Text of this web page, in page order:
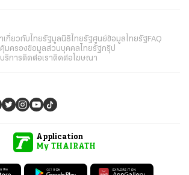
เกี่ยวกับไทยรัฐมูลนิธิไทยรัฐศูนย์ข้อมูลไทยรัฐFAQ
มครองข้อมูลส่วนบุคคลไทยรัฐกรุ๊ป
ริการติดต่อเราติดต่อโฆษณา
Application
My THAIRATH